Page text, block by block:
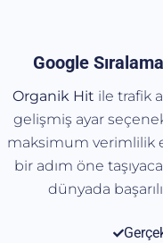
Google
Organik Hit ile trafik
gelişmiş ayar
maksimum verimlilik
bir adım öne
dünyada